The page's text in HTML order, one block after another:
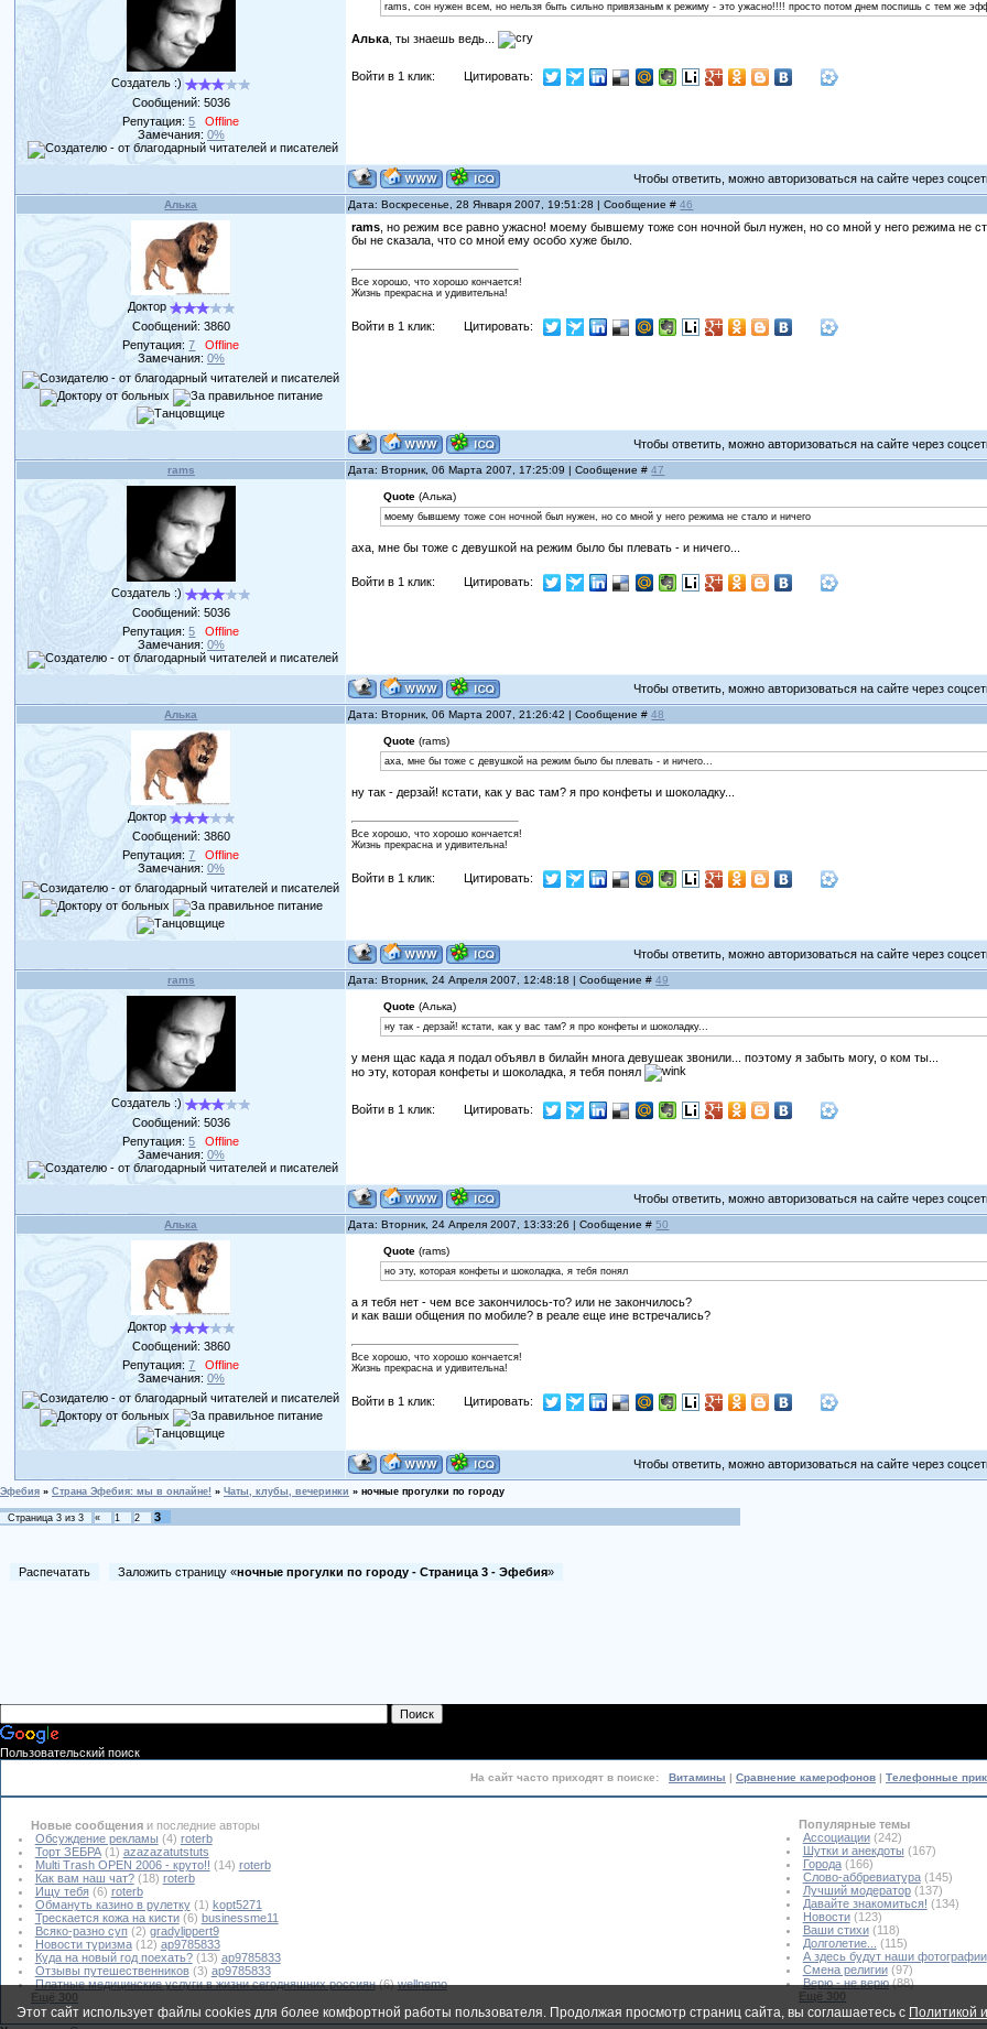
Создатель :)
Сообщений: 5036
Репутация:5
Offline
Замечания: 0%
rams, сон нужен всем, но нельзя быть сильно привязаным к режиму - это ужасно!!!! просто потом днем поспишь с тем же
Алька , ты знаешь ведь...
Войти в 1 клик: Цитировать:
Чтобы ответить, можно авторизоваться на сайте через
Алька Дата: Воскресенье, 28 Января 2007, 19:51:28 | Сообщение #46
Доктор
Сообщений: 3860
Репутация:7
Offline
Замечания: 0%
rams , но режим все равно ужасно! моему бывшему тоже сон ночной был нужен, но со мной у него режима не
бы не сказала, что со мной ему особо хуже было.
Все хорошо, что хорошо кончается!
Жизнь прекрасна и удивительна!
Войти в 1 клик: Цитировать:
Чтобы ответить, можно авторизоваться на сайте через
rams Дата: Вторник, 06 Марта 2007, 17:25:09 | Сообщение #47
Создатель :)
Сообщений: 5036
Репутация:5
Offline
Замечания: 0%
Quote (Алька)
моему бывшему тоже сон ночной был нужен, но со мной у него режима не стало и ничего
аха, мне бы тоже с девушкой на режим было бы плевать - и ничего...
Войти в 1 клик: Цитировать:
Чтобы ответить, можно авторизоваться на сайте через
Алька Дата: Вторник, 06 Марта 2007, 21:26:42 | Сообщение #48
Доктор
Сообщений: 3860
Репутация:7
Offline
Замечания: 0%
Quote (rams)
аха, мне бы тоже с девушкой на режим было бы плевать - и ничего...
ну так - дерзай! кстати, как у вас там? я про конфеты и шоколадку...
Все хорошо, что хорошо кончается!
Жизнь прекрасна и удивительна!
Войти в 1 клик: Цитировать:
Чтобы ответить, можно авторизоваться на сайте через
rams Дата: Вторник, 24 Апреля 2007, 12:48:18 | Сообщение #49
Создатель :)
Сообщений: 5036
Репутация:5
Offline
Замечания: 0%
Quote (Алька)
ну так - дерзай! кстати, как у вас там? я про конфеты и шоколадку...
у меня щас када я подал объявл в билайн многа девушеак звонили... поэтому я забыть могу, о ком ты...
но эту, которая конфеты и шоколадка, я тебя понял
Войти в 1 клик: Цитировать:
Чтобы ответить, можно авторизоваться на сайте через
Алька Дата: Вторник, 24 Апреля 2007, 13:33:26 | Сообщение #50
Доктор
Сообщений: 3860
Репутация:7
Offline
Замечания: 0%
Quote (rams)
но эту, которая конфеты и шоколадка, я тебя понял
а я тебя нет - чем все закончилось-то? или не закончилось?
и как ваши общения по мобиле? в реале еще ине встречались?
Все хорошо, что хорошо кончается!
Жизнь прекрасна и удивительна!
Войти в 1 клик: Цитировать:
Чтобы ответить, можно авторизоваться на сайте через
Эфебия » Страна Эфебия: мы в онлайне! » Чаты, клубы, вечеринки » ночные прогулки по городу
Страница 3 из 3 « 1 2
3
Распечатать Заложить страницу «ночные прогулки по городу - Страница 3 - Эфебия»
Пользовательский поиск
На сайт часто приходят в поиске: Витамины | Сравнение камерофонов | Телефонные
Новые сообщения и последние авторы
Обсуждение рекламы (4) roterb
Торт ЗЕБРА (1) azazazatutstuts
Multi Trash OPEN 2006 - круто!! (14) roterb
Как вам наш чат? (18) roterb
Ищу тебя (6) roterb
Обмануть казино в рулетку (1) kopt5271
Трескается кожа на кисти (6) businessme11
Всяко-разно суп (2) gradylippert9
Новости туризма (12) ap9785833
Куда на новый год поехать? (13) ap9785833
Отзывы путешественников (3) ap9785833
Платные медицинские услуги в жизни сегодняшних россиян (6)wellnemo
Ещё 300
Популярные темы
Ассоциации(242)
Шутки и анекдоты (167)
Города(166)
Слово-аббревиатура(145)
Лучший модератор(137)
Давайте знакомиться! (134)
Новости(123)
Ваши стихи(118)
Долголетие...
(115)
А здесь будут наши фотографии
Смена религии(97)
Верю - не верю(88)
Ещё 300
Этот сайт использует файлы cookies для более комфортной работы пользователя. Продолжая просмотр страниц сайта, вы соглашаетесь с Политикой